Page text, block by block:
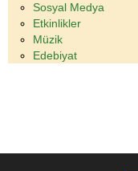
Sosyal Medya
Etkinlikler
Müzik
Edebiyat